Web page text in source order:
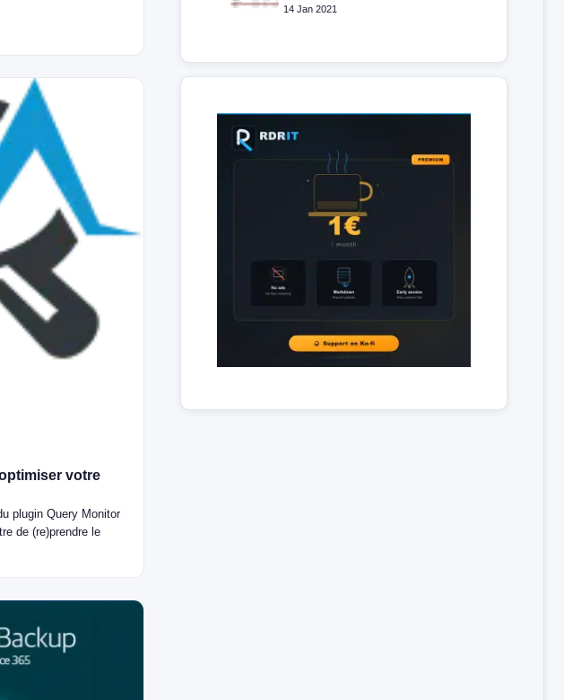
votre
plugin Query Monitor
de (re)prendre le
14 Jan 2021